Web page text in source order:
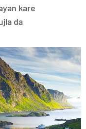
kare
da